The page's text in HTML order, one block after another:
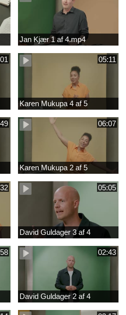
Jan Kjær 1 af 4.mp4
05:11
Karen Mukupa 4 af 5
06:07
Karen Mukupa 2 af 5
05:05
David Guldager 3 af 4
02:43
David Guldager 2 af 4